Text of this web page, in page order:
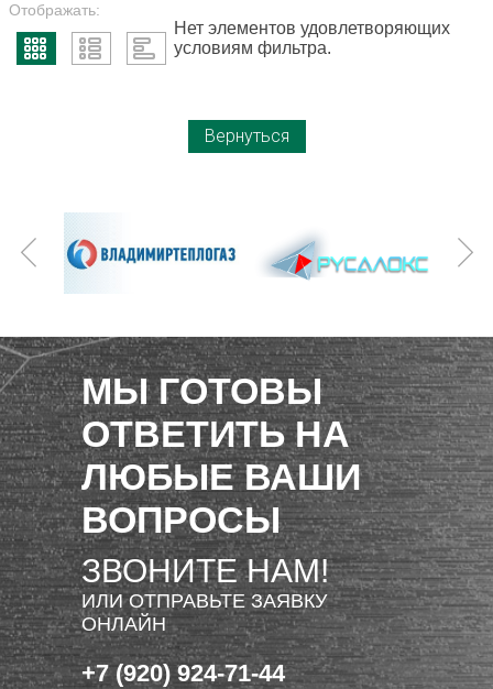
Отображать:
Нет элементов удовлетворяющих
условиям фильтра.
Вернуться
МЫ ГОТОВЫ
ОТВЕТИТЬ НА
ЛЮБЫЕ ВАШИ
ВОПРОСЫ
ЗВОНИТЕ НАМ!
ИЛИ ОТПРАВЬТЕ ЗАЯВКУ
ОНЛАЙН
+7 (920) 924-71-44